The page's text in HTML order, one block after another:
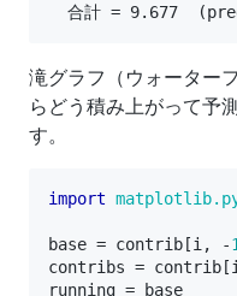
滝グラフ（ウォーター
らどう積み上がって予
す。
import
base = contrib [i , -1
contribs = contrib [i
running = base